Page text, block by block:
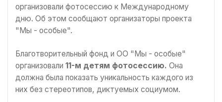
организовали фотосессию к Международному
дню. Об этом сообщают организаторы проекта
"Мы - особые".
Благотворительный фонд и ОО "Мы - особые"
организовали 11-м детям фотосессию. Она
должна была показать уникальность каждого из
них без стереотипов, диктуемых социумом.